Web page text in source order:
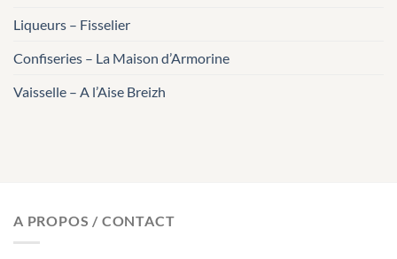
Liqueurs – Fisselier
Confiseries – La Maison d’Armorine
Vaisselle – A l’Aise Breizh
A PROPOS / CONTACT